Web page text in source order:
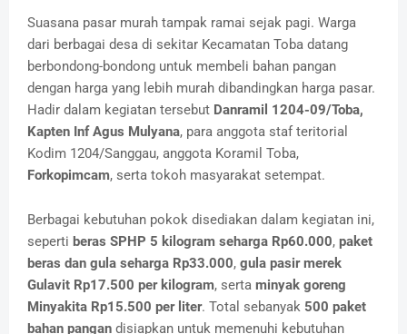
Suasana pasar murah tampak ramai sejak pagi. Warga
dari berbagai desa di sekitar Kecamatan Toba datang
berbondong-bondong untuk membeli bahan pangan
dengan harga yang lebih murah dibandingkan harga pasar.
Hadir dalam kegiatan tersebut Danramil 1204-09/Toba,
Kapten Inf Agus Mulyana, para anggota staf teritorial
Kodim 1204/Sanggau, anggota Koramil Toba,
Forkopimcam, serta tokoh masyarakat setempat.
Berbagai kebutuhan pokok disediakan dalam kegiatan ini,
seperti beras SPHP 5 kilogram seharga Rp60.000, paket
beras dan gula seharga Rp33.000, gula pasir merek
Gulavit Rp17.500 per kilogram, serta minyak goreng
Minyakita Rp15.500 per liter. Total sebanyak 500 paket
bahan pangan disiapkan untuk memenuhi kebutuhan